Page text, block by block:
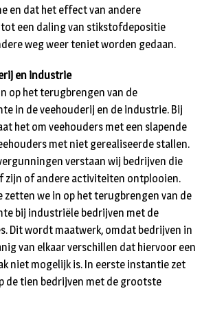
en dat het effect van andere
een daling van stikstofdepositie
weg weer teniet worden gedaan.
en industrie
op het terugbrengen van de
in de veehouderij en de industrie. Bij
het om veehouders met een slapende
met niet gerealiseerde stallen.
verstaan wij bedrijven die
zijn of andere activiteiten ontplooien.
zetten we in op het terugbrengen van de
bij industriële bedrijven met de
Dit wordt maatwerk, omdat bedrijven in
van elkaar verschillen dat hiervoor een
niet mogelijk is. In eerste instantie zet
de tien bedrijven met de grootste